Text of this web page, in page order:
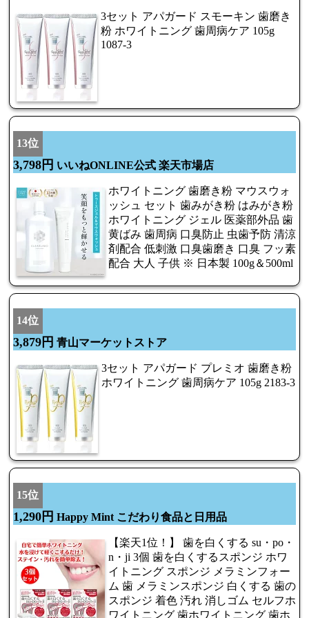
3セット アパガード スモーキン 歯磨き
粉 ホワイトニング 歯周病ケア 105g
1087-3
13位
3,798円 いいねONLINE公式 楽天市場店
ホワイトニング 歯磨き粉 マウスウォ
ッシュ セット 歯みがき粉 はみがき粉
ホワイトニング ジェル 医薬部外品 歯
黄ばみ 歯周病 口臭防止 虫歯予防 清涼
剤配合 低刺激 口臭歯磨き 口臭 フッ素
配合 大人 子供 ※ 日本製 100g＆500ml
14位
3,879円 青山マーケットストア
3セット アパガード プレミオ 歯磨き粉
ホワイトニング 歯周病ケア 105g 2183-3
15位
1,290円 Happy Mint こだわり食品と日用品
【楽天1位！】 歯を白くする su・po・
n・ji 3個 歯を白くするスポンジ ホワ
イトニング スポンジ メラミンフォー
ム 歯 メラミンスポンジ 白くする 歯の
スポンジ 着色 汚れ 消しゴム セルフホ
ワイトニング 歯ホワイトニング 歯ホ